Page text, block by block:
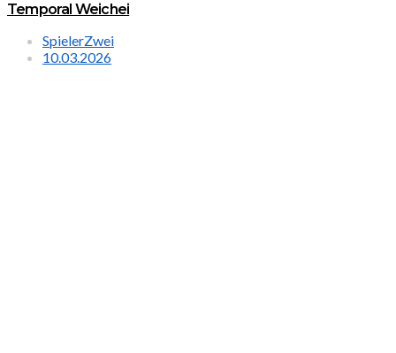
Temporal Weichei
SpielerZwei
10.03.2026